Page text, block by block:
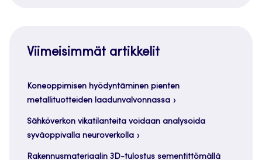
Viimeisimmät artikkelit
Koneoppimisen hyödyntäminen pienten
metallituotteiden laadunvalvonnassa
Sähköverkon vikatilanteita voidaan analysoida
syväoppivalla neuroverkolla
Rakennusmateriaalin 3D-tulostus sementittömällä